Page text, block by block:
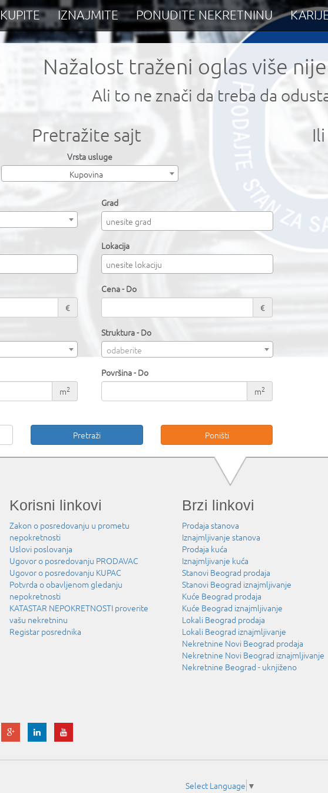
KUPITE IZNAJMITE PONUDITE NEKRETNINU
Nažalost traženi oglas više
Ali to ne znači da treba da
Pretražite sajt
Vrsta usluge
Kupovina
Grad
Lokacija
€
Cena - Do
€
Struktura - Do
odaberite
m2
Površina - Do
m2
Korisni linkovi
Zakon o posredovanju u prometu
nepokretnosti
Uslovi poslovanja
Ugovor o posredovanju PRODAVAC
Ugovor o posredovanju KUPAC
Potvrda o obavljenom gledanju
nepokretnosti
KATASTAR NEPOKRETNOSTI proverite
vašu nekretninu
Registar posrednika
Brzi linkovi
Prodaja stanova
Iznajmljivanje stanova
Prodaja kuća
Iznajmljivanje kuća
Stanovi Beograd prodaja
Stanovi Beograd iznajmljivanje
Kuće Beograd prodaja
Kuće Beograd iznajmljivanje
Lokali Beograd prodaja
Lokali Beograd iznajmljivanje
Nekretnine Novi Beograd prodaja
Nekretnine Novi Beograd iznajmljivanje
Nekretnine Beograd - uknjiženo
Select Language ▼